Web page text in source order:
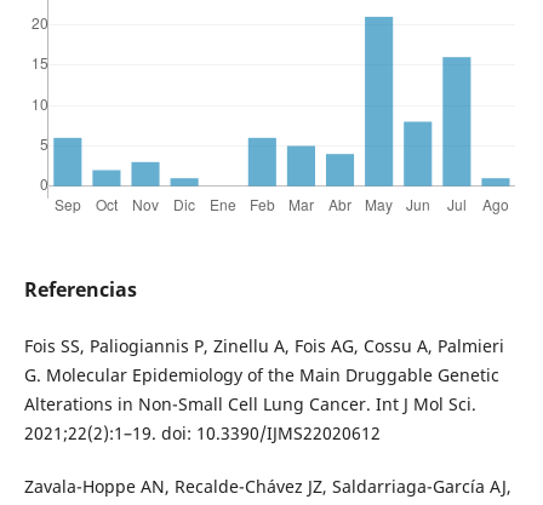
Referencias
Fois SS, Paliogiannis P, Zinellu A, Fois AG, Cossu A, Palmieri
G. Molecular Epidemiology of the Main Druggable Genetic
Alterations in Non-Small Cell Lung Cancer. Int J Mol Sci.
2021;22(2):1–19. doi: 10.3390/IJMS22020612
Zavala-Hoppe AN, Recalde-Chávez JZ, Saldarriaga-García AJ,